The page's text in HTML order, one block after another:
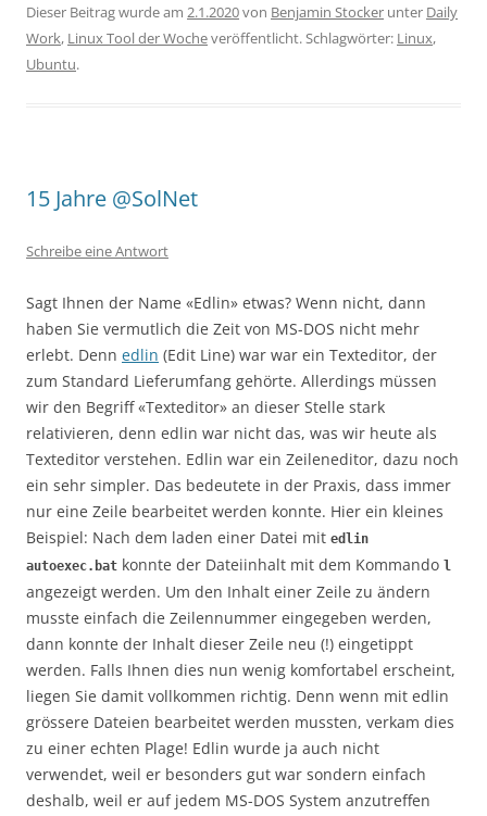
Dieser Beitrag wurde am 2.1.2020von Benjamin Stocker unter Daily
Work, Linux Tool der Wocheveröffentlicht. Schlagwörter: Linux,
Ubuntu.
15 Jahre @SolNet
Schreibe eine Antwort
Sagt Ihnen der Name «Edlin» etwas? Wenn nicht, dann
haben Sie vermutlich die Zeit von MS-DOS nicht mehr
erlebt. Denn edlin (Edit Line) war war ein Texteditor, der
zum Standard Lieferumfang gehörte. Allerdings müssen
wir den Begriff «Texteditor» an dieser Stelle stark
relativieren, denn edlin war nicht das, was wir heute als
Texteditor verstehen. Edlin war ein Zeileneditor, dazu noch
ein sehr simpler. Das bedeutete in der Praxis, dass immer
nur eine Zeile bearbeitet werden konnte. Hier ein kleines
Beispiel: Nach dem laden einer Datei mit edlin
autoexec.bat konnte der Dateiinhalt mit dem Kommando l
angezeigt werden. Um den Inhalt einer Zeile zu ändern
musste einfach die Zeilennummer eingegeben werden,
dann konnte der Inhalt dieser Zeile neu (!) eingetippt
werden. Falls Ihnen dies nun wenig komfortabel erscheint,
liegen Sie damit vollkommen richtig. Denn wenn mit edlin
grössere Dateien bearbeitet werden mussten, verkam dies
zu einer echten Plage! Edlin wurde ja auch nicht
verwendet, weil er besonders gut war sondern einfach
deshalb, weil er auf jedem MS-DOS System anzutreffen